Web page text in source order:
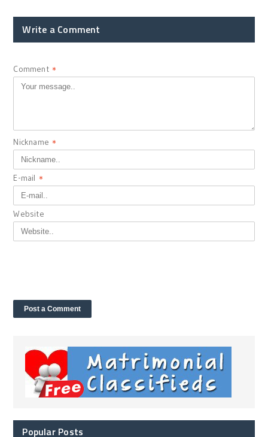
Write a Comment
Comment *
Nickname *
E-mail *
Website
Popular Posts